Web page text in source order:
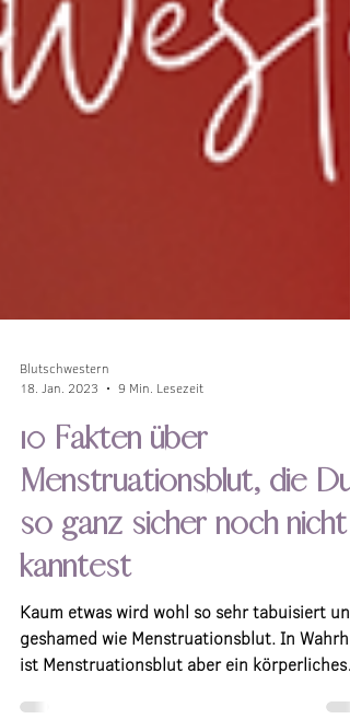
Blutschwestern
18. Jan. 2023
9 Min. Lesezeit
10 Fakten über
Menstruationsblut, die Du
so ganz sicher noch nicht
kanntest